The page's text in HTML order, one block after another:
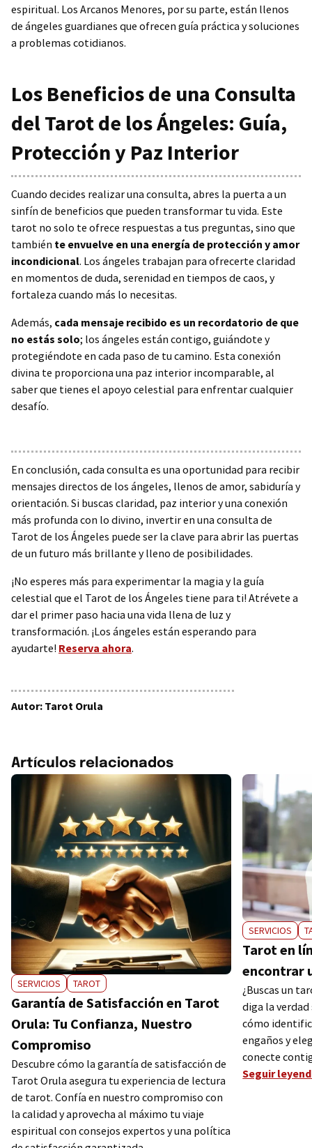
espiritual. Los Arcanos Menores, por su parte, están llenos
de ángeles guardianes que ofrecen guía práctica y soluciones
a problemas cotidianos.
Los Beneficios de una Consulta
del Tarot de los Ángeles: Guía,
Protección y Paz Interior
Cuando decides realizar una consulta, abres la puerta a un
sinfín de beneficios que pueden transformar tu vida. Este
tarot no solo te ofrece respuestas a tus preguntas, sino que
también te envuelve en una energía de protección y amor
incondicional. Los ángeles trabajan para ofrecerte claridad
en momentos de duda, serenidad en tiempos de caos, y
fortaleza cuando más lo necesitas.
Además, cada mensaje recibido es un recordatorio de que
no estás solo; los ángeles están contigo, guiándote y
protegiéndote en cada paso de tu camino. Esta conexión
divina te proporciona una paz interior incomparable, al
saber que tienes el apoyo celestial para enfrentar cualquier
desafío.
En conclusión, cada consulta es una oportunidad para recibir
mensajes directos de los ángeles, llenos de amor, sabiduría y
orientación. Si buscas claridad, paz interior y una conexión
más profunda con lo divino, invertir en una consulta de
Tarot de los Ángeles puede ser la clave para abrir las puertas
de un futuro más brillante y lleno de posibilidades.
¡No esperes más para experimentar la magia y la guía
celestial que el Tarot de los Ángeles tiene para ti! Atrévete a
dar el primer paso hacia una vida llena de luz y
transformación. ¡Los ángeles están esperando para
ayudarte! Reserva ahora.
Autor: Tarot Orula
Artículos relacionados
SERVICIOS TAROT
Garantía de Satisfacción en Tarot
Orula: Tu Confianza, Nuestro
Compromiso
Descubre cómo la garantía de satisfacción de
Tarot Orula asegura tu experiencia de lectura
de tarot. Confía en nuestro compromiso con
la calidad y aprovecha al máximo tu viaje
espiritual con consejos expertos y una política
SERVICIOS
Tarot en
encontrar
¿Buscas un
diga la verdad
cómo
engaños y
conecte
Seguir